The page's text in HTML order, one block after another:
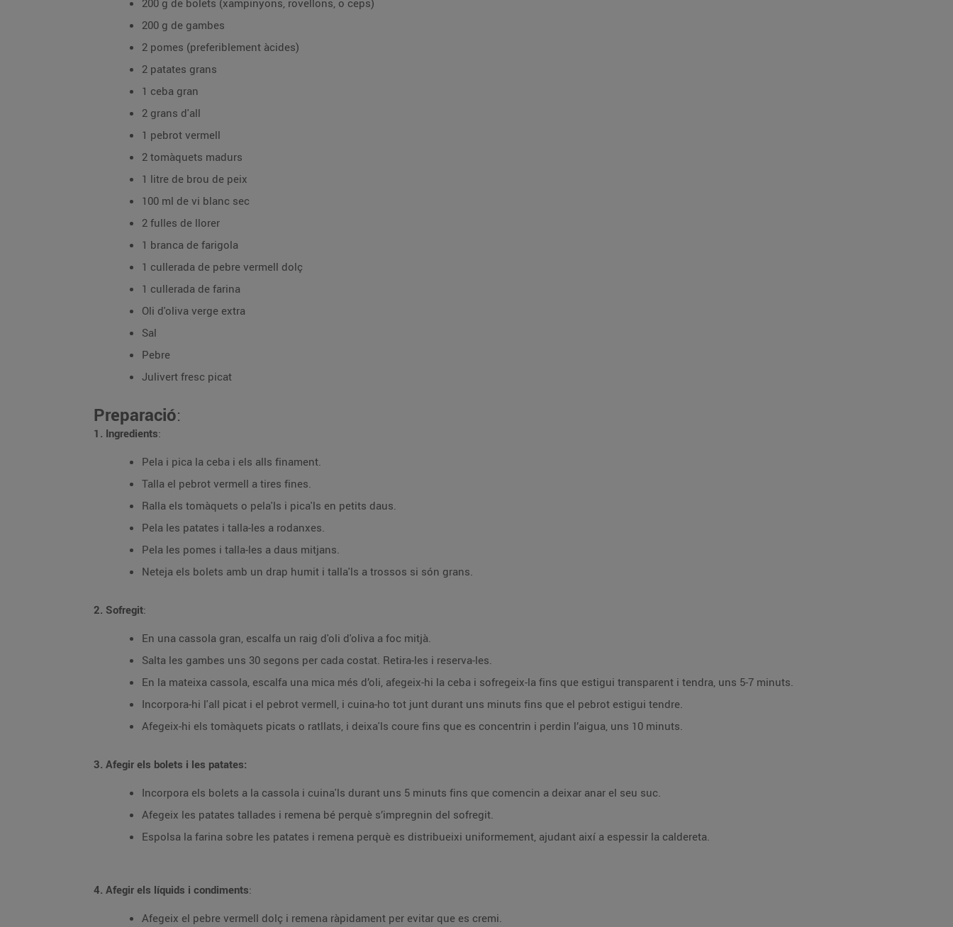
200 g de bolets (xampinyons, rovellons, o ceps)
200 g de gambes
2 pomes (preferiblement àcides)
2 patates grans
1 ceba gran
2 grans d'all
1 pebrot vermell
2 tomàquets madurs
1 litre de brou de peix
100 ml de vi blanc sec
2 fulles de llorer
1 branca de farigola
1 cullerada de pebre vermell dolç
1 cullerada de farina
Oli d'oliva verge extra
Sal
Pebre
Julivert fresc picat
Preparació:
1. Ingredients:
Pela i pica la ceba i els alls finament.
Talla el pebrot vermell a tires fines.
Ralla els tomàquets o pela'ls i pica'ls en petits daus.
Pela les patates i talla-les a rodanxes.
Pela les pomes i talla-les a daus mitjans.
Neteja els bolets amb un drap humit i talla'ls a trossos si són grans.
2. Sofregit:
En una cassola gran, escalfa un raig d'oli d'oliva a foc mitjà.
Salta les gambes uns 30 segons per cada costat. Retira-les i reserva-les.
En la mateixa cassola, escalfa una mica més d’oli, afegeix-hi la ceba i sofregeix-la fins que estigui transparent i tendra, uns 5-7 minuts.
Incorpora-hi l'all picat i el pebrot vermell, i cuina-ho tot junt durant uns minuts fins que el pebrot estigui tendre.
Afegeix-hi els tomàquets picats o ratllats, i deixa'ls coure fins que es concentrin i perdin l’aigua, uns 10 minuts.
3. Afegir els bolets i les patates:
Incorpora els bolets a la cassola i cuina'ls durant uns 5 minuts fins que comencin a deixar anar el seu suc.
Afegeix les patates tallades i remena bé perquè s’impregnin del sofregit.
Espolsa la farina sobre les patates i remena perquè es distribueixi uniformement, ajudant així a espessir la caldereta.
4. Afegir els líquids i condiments:
Afegeix el pebre vermell dolç i remena ràpidament per evitar que es cremi.